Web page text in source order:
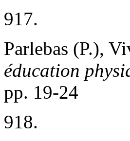
917.
Parlebas (P.),
éducation
pp. 19-24
918.